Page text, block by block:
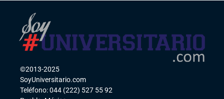
©2013-2025
SoyUniversitario.com
Teléfono: 044 (222) 527 55 92